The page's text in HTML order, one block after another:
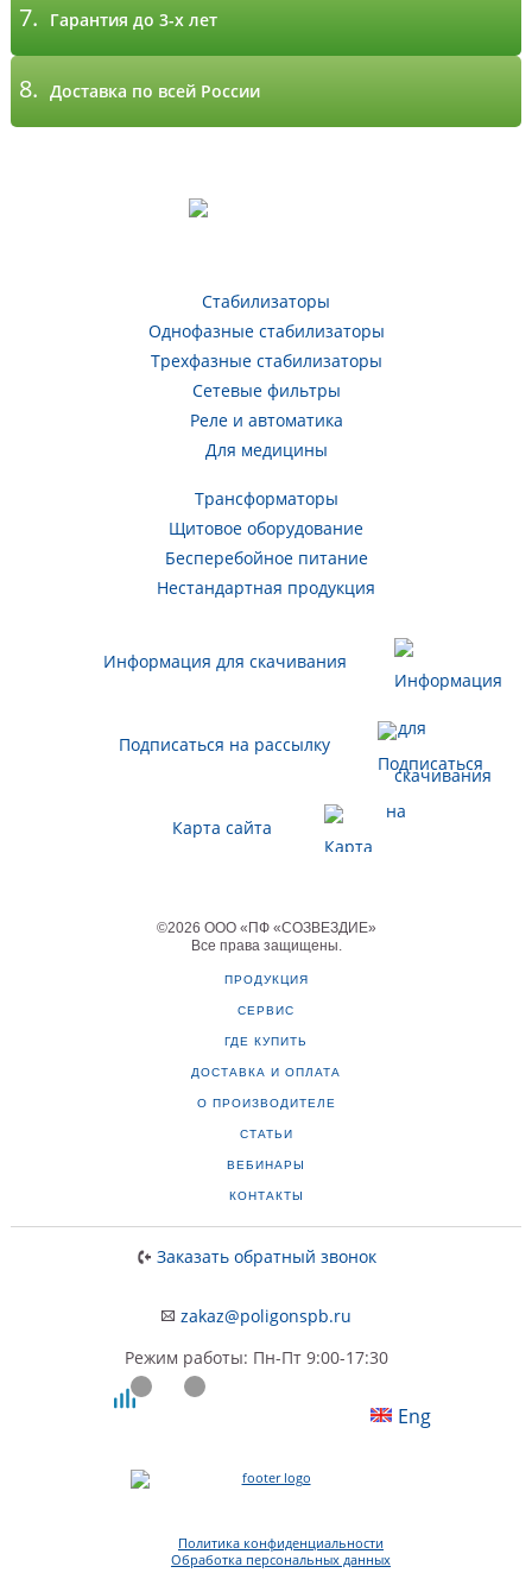
7. Гарантия до 3-х лет
8. Доставка по всей России
Стабилизаторы
Однофазные стабилизаторы
Трехфазные стабилизаторы
Сетевые фильтры
Реле и автоматика
Для медицины
Трансформаторы
Щитовое оборудование
Бесперебойное питание
Нестандартная продукция
Информация для скачивания
Подписаться на рассылку
Карта сайта
©2026 ООО «ПФ «СОЗВЕЗДИЕ»
Все права защищены.
ПРОДУКЦИЯ
СЕРВИС
ГДЕ КУПИТЬ
ДОСТАВКА И ОПЛАТА
О ПРОИЗВОДИТЕЛЕ
СТАТЬИ
ВЕБИНАРЫ
КОНТАКТЫ
Заказать обратный звонок
zakaz@poligonspb.ru
Режим работы: Пн-Пт 9:00-17:30
Eng
Политика конфиденциальности
Обработка персональных данных